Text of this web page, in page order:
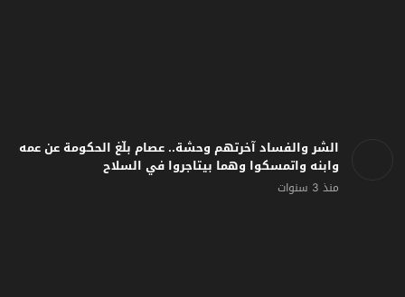
الشر والفساد آخرتهم وحشة.. عصام بلّغ الحكومة عن عمه
وابنه واتمسكوا وهما بيتاجروا في السلاح
منذ 3 سنوات